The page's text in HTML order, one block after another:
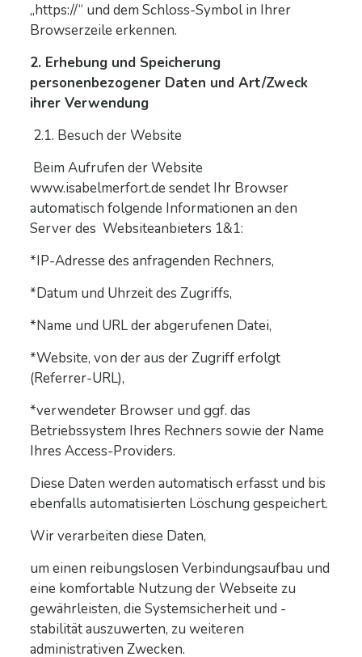
„https://“ und dem Schloss-Symbol in Ihrer
Browserzeile erkennen.
2. Erhebung und Speicherung
personenbezogener Daten und Art/Zweck
ihrer Verwendung
2.1. Besuch der Website
Beim Aufrufen der Website
www.isabelmerfort.de sendet Ihr Browser
automatisch folgende Informationen an den
Server des Websiteanbieters 1&1:
*IP-Adresse des anfragenden Rechners,
*Datum und Uhrzeit des Zugriffs,
*Name und URL der abgerufenen Datei,
*Website, von der aus der Zugriff erfolgt
(Referrer-URL),
*verwendeter Browser und ggf. das
Betriebssystem Ihres Rechners sowie der Name
Ihres Access-Providers.
Diese Daten werden automatisch erfasst und bis
ebenfalls automatisierten Löschung gespeichert.
Wir verarbeiten diese Daten,
um einen reibungslosen Verbindungsaufbau und
eine komfortable Nutzung der Webseite zu
gewährleisten, die Systemsicherheit und -
stabilität auszuwerten, zu weiteren
administrativen Zwecken.